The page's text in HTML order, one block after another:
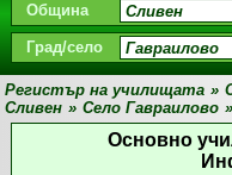
Община
Град/село
Регистър на училищата »
Сливен » Село Гавраилово »
Основно